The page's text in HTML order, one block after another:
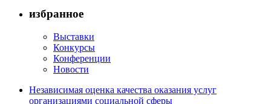
избранное
Выставки
Конкурсы
Конференции
Новости
Независимая оценка качества оказания услуг
организациями социальной сферы